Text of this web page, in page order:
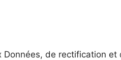
de rectification et